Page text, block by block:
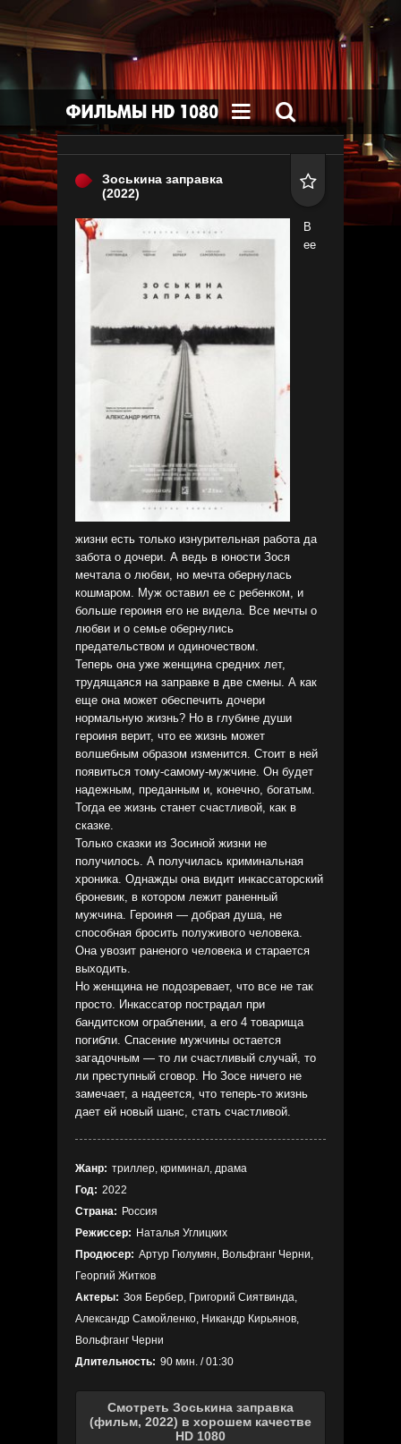
 
Зоськина заправка
(2022)

В
ее
жизни есть только изнурительная работа да
забота о дочери. А ведь в юности Зося
мечтала о любви, но мечта обернулась
кошмаром. Муж оставил ее с ребенком, и
больше героиня его не видела. Все мечты о
любви и о семье обернулись
предательством и одиночеством.
Теперь она уже женщина средних лет,
трудящаяся на заправке в две смены. А как
еще она может обеспечить дочери
нормальную жизнь? Но в глубине души
героиня верит, что ее жизнь может
волшебным образом изменится. Стоит в ней
появиться тому-самому-мужчине. Он будет
надежным, преданным и, конечно, богатым.
Тогда ее жизнь станет счастливой, как в
сказке.
Только сказки из Зосиной жизни не
получилось. А получилась криминальная
хроника. Однажды она видит инкассаторский
броневик, в котором лежит раненный
мужчина. Героиня — добрая душа, не
способная бросить полуживого человека.
Она увозит раненого человека и старается
выходить.
Но женщина не подозревает, что все не так
просто. Инкассатор пострадал при
бандитском ограблении, а его 4 товарища
погибли. Спасение мужчины остается
загадочным — то ли счастливый случай, то
ли преступный сговор. Но Зосе ничего не
замечает, а надеется, что теперь-то жизнь
дает ей новый шанс, стать счастливой.
Жанр: триллер, криминал, драма
Год: 2022
Страна: Россия
Режиссер: Наталья Углицких
Продюсер: Артур Гюлумян, Вольфганг Черни,
Георгий Житков
Актеры: Зоя Бербер, Григорий Сиятвинда,
Александр Самойленко, Никандр Кирьянов,
Вольфганг Черни
Длительность: 90 мин. / 01:30
Смотреть Зоськина заправка
(фильм, 2022) в хорошем качестве
HD 1080